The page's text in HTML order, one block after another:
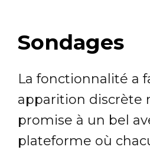
Sondages
La fonctionnalité a
apparition discrète
promise à un bel
plateforme où